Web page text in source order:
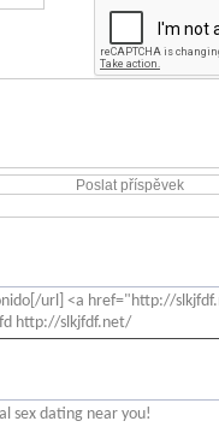
url] <a href="http://
http://slkjfdf.net/
sex dating near you!